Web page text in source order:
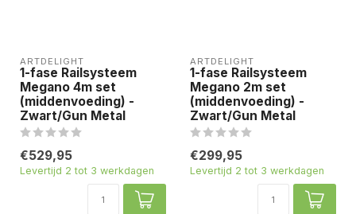
ARTDELIGHT
1-fase Railsysteem
Megano 4m set
(middenvoeding) -
Zwart/Gun Metal
€529,95
Levertijd 2 tot 3 werkdagen
ARTDELIGHT
1-fase Railsysteem
Megano 2m set
(middenvoeding) -
Zwart/Gun Metal
€299,95
Levertijd 2 tot 3 werkdagen